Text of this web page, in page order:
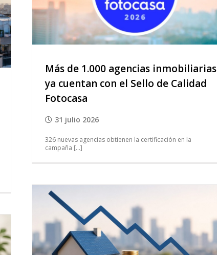
Más de 1.000 agencias inmobiliarias
ya cuentan con el Sello de Calidad
Fotocasa
31 julio 2026
326 nuevas agencias obtienen la certificación en la
campaña [...]